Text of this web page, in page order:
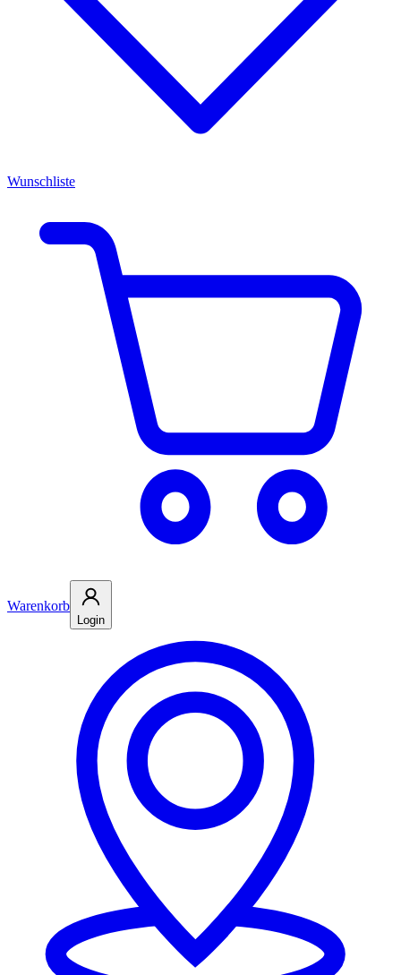
Wunschliste
Warenkorb
Login